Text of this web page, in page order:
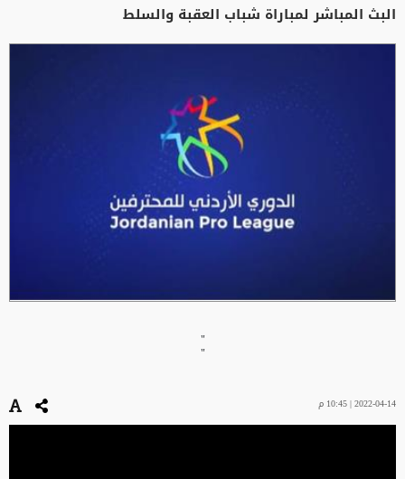
البث المباشر لمباراة شباب العقبة والسلط
"
"
2022-04-14 | 10:45 م